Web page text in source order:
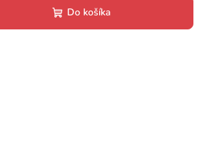
Do košíka